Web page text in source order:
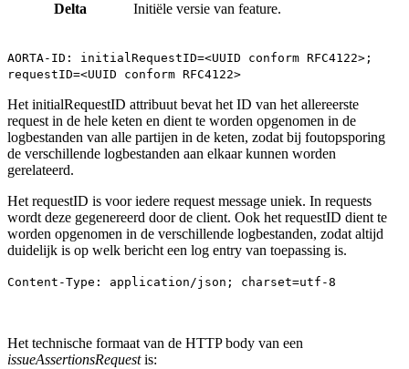
Delta Initiële versie van feature.
AORTA-ID: initialRequestID=<UUID conform RFC4122>;
requestID=<UUID conform RFC4122>
Het initialRequestID attribuut bevat het ID van het allereerste
request in de hele keten en dient te worden opgenomen in de
logbestanden van alle partijen in de keten, zodat bij foutopsporing
de verschillende logbestanden aan elkaar kunnen worden
gerelateerd.
Het requestID is voor iedere request message uniek. In requests
wordt deze gegenereerd door de client. Ook het requestID dient te
worden opgenomen in de verschillende logbestanden, zodat altijd
duidelijk is op welk bericht een log entry van toepassing is.
Content-Type: application/json; charset=utf-8
Het technische formaat van de HTTP body van een
issueAssertionsRequestis: